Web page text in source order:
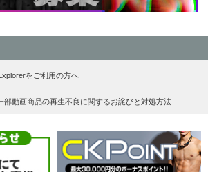
をご利用の方へ
部動画商品の再生不良に関するお詫びと対処方法